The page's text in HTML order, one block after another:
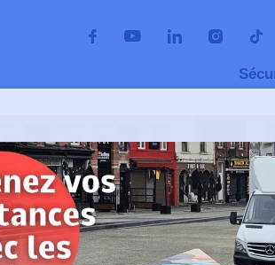
change dès le 1er juillet 2026
01 juillet 2026